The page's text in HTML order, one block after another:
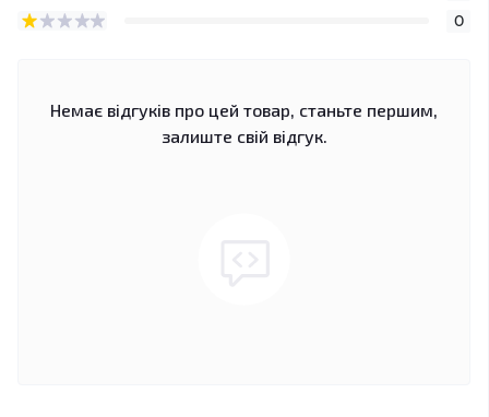
0
Немає відгуків про цей товар, станьте першим,
залиште свій відгук.